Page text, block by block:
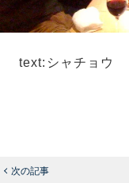
text:シャチョウ
次の記事